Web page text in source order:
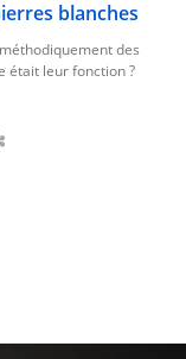
blanches
des
était leur fonction ?